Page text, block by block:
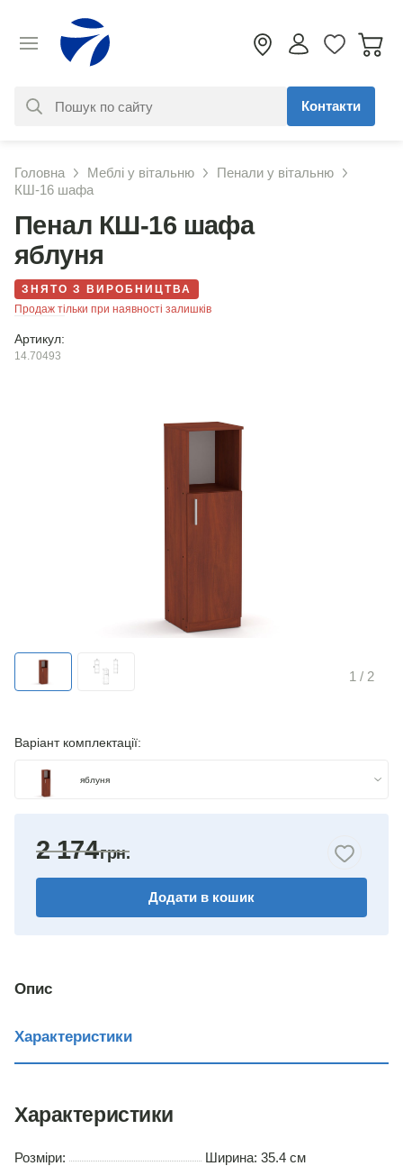
знайдено. Уточніть свій запит
Контакти
Головна Меблі у вітальню
Пенали у вітальню
КШ-16 шафа
Пенал КШ-16 шафа
яблуня
ЗНЯТО З ВИРОБНИЦТВА
Продаж тільки при наявності залишків
Артикул:
14.70493
1 / 2
Варіант комплектації:
яблуня
горіх
2 174
Додати в кошик
Опис
Характеристики
Характеристики
Розміри:
Ширина: 35.4 см